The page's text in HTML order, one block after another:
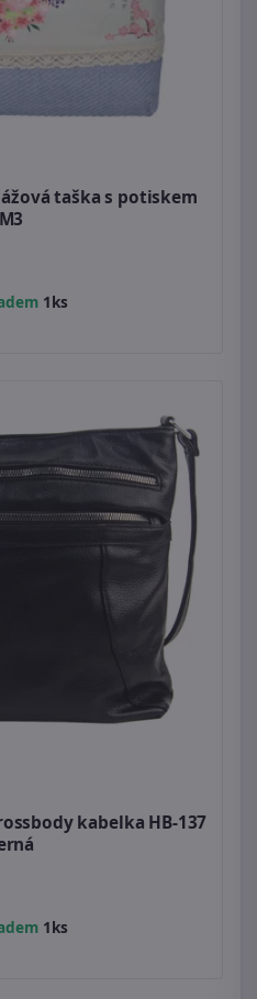
taška s potiskem
M3
1ks
kabelka HB-137
1ks